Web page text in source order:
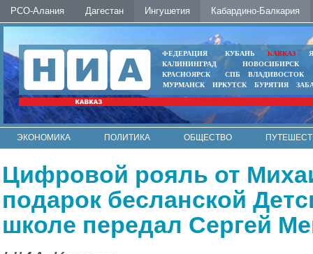
РСО-Алания Дагестан Ингушетия Кабардино-Балкария
ФЕДЕРАЦИЯ КУБАНЬ КАВКАЗ
КАЛИНИНГРАД
НОВОСИБИРСК
КРАСНОЯРСК
СПБ
ВЛАДИВОСТОК
МУРМАНСК
ИРКУТСК БУРЯТИЯ
ЭКОНОМИКА ПОЛИТИКА ОБЩЕСТВО
Цифровой рояль от
подарок бесланской
школе передал Сергей